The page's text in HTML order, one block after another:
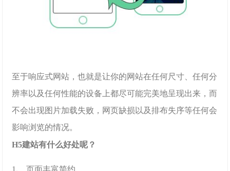
至于响应式网站，也就是让你的网站在任何尺寸、任何分
辨率以及任何性能的设备上都尽可能完美地呈现出来，而
不会出现图片加载失败，网页缺损以及排布失序等任何会
影响浏览的情况。
H5建站有什么好处呢？